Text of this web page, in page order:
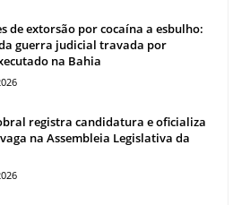
de extorsão por cocaína a esbulho:
guerra judicial travada por
na Bahia
registra candidatura e oficializa
na Assembleia Legislativa da